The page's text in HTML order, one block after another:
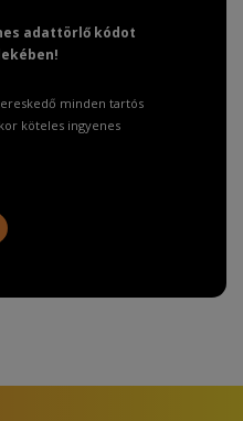
adattörlő kódot
minden tartós
köteles ingyenes